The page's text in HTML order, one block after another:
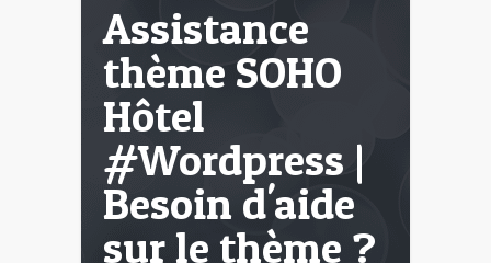
Assistance
thème SOHO
Hôtel
#Wordpress |
Besoin d'aide
sur le thème ?